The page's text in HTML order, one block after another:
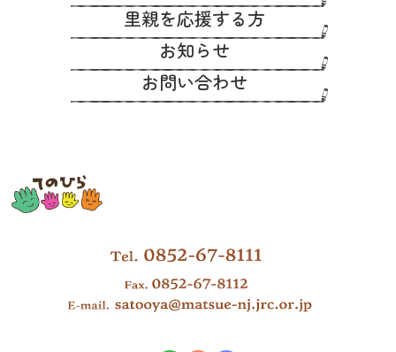
里親を応援する方
お知らせ
お問い合わせ